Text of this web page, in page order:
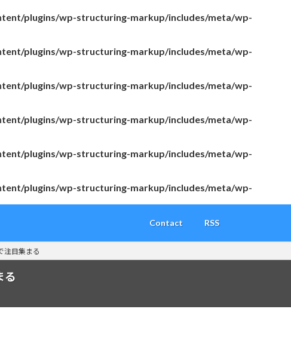
plugins/wp-structuring-markup/includes/meta/wp-
plugins/wp-structuring-markup/includes/meta/wp-
plugins/wp-structuring-markup/includes/meta/wp-
plugins/wp-structuring-markup/includes/meta/wp-
plugins/wp-structuring-markup/includes/meta/wp-
plugins/wp-structuring-markup/includes/meta/wp-
Contact RSS
注目集まる
る